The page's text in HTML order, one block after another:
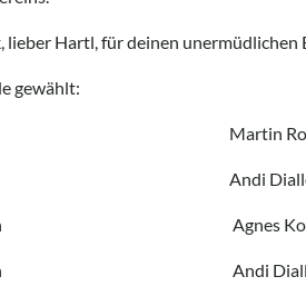
lieber Hartl, für deinen unermüdlichen
gewählt:
Martin
Andi
in Agnes Koller-
in Andi